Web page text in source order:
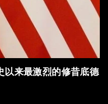
以来最激烈的修昔底德